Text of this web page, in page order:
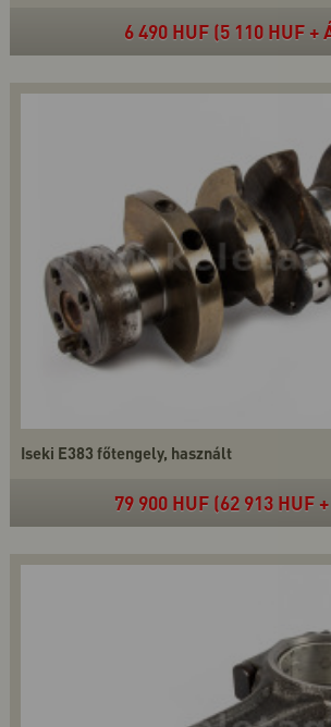
6 490 HUF (5 110 HUF +
Iseki E383 főtengely, használt
79 900 HUF (62 913 HUF